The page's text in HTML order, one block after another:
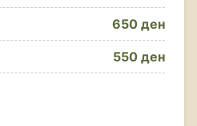
650 ден
550 ден